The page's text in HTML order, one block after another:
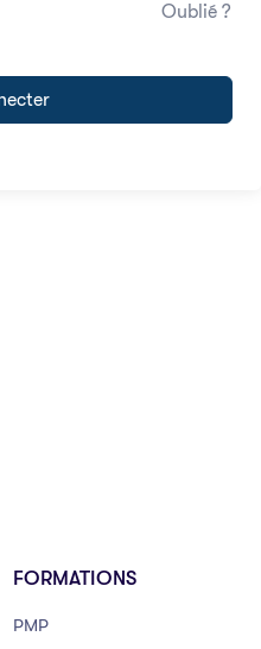
Oublié ?
FORMATIONS
PMP